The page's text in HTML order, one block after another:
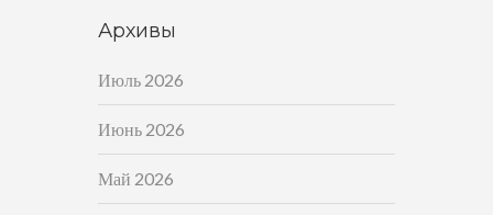
Архивы
Июль 2026
Июнь 2026
Май 2026